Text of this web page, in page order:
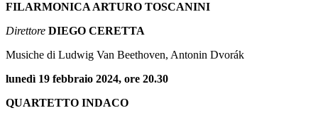
FILARMONICA ARTURO TOSCANINI
Direttore DIEGO CERETTA
Musiche di Ludwig Van Beethoven, Antonin Dvorák
lunedì 19 febbraio 2024, ore 20.30
QUARTETTO INDACO